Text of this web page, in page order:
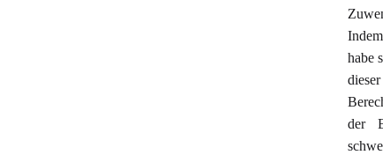
habe
der